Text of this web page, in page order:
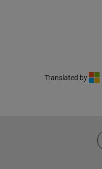
Translated by